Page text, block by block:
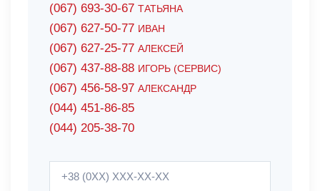
(067) 693-30-67 ТАТЬЯНА
(067) 627-50-77 ИВАН
(067) 627-25-77 АЛЕКСЕЙ
(067) 437-88-88 ИГОРЬ (СЕРВИС)
(067) 456-58-97 АЛЕКСАНДР
(044) 451-86-85
(044) 205-38-70